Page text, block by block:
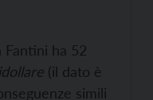
Fantini ha 52
(il dato è
simili